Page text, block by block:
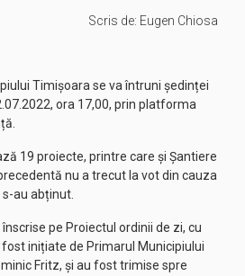
Scris de: Eugen Chiosa
Timișoara se va întruni ședinței
ora 17,00, prin platforma
19 proiecte, printre care și Șantiere
nu a trecut la vot din cauza
au abținut.
pe Proiectul ordinii de zi, cu
inițiate de Primarul Municipiului
Fritz, și au fost trimise spre